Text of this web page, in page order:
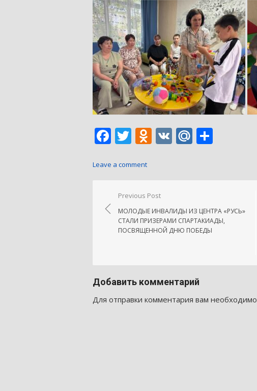
Facebook
Twitter
Odnoklassniki
VK Mail.Ru
Leave a comment
Навигация
по
записям
Previous Post
МОЛОДЫЕ ИНВАЛИДЫ ИЗ ЦЕНТРА «РУСЬ»
СТАЛИ ПРИЗЕРАМИ СПАРТАКИАДЫ,
ПОСВЯЩЕННОЙ ДНЮ ПОБЕДЫ
Добавить комментарий
Для отправки комментария вам необходимо